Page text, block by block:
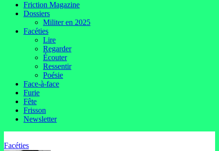
Friction Magazine
Dossiers
Militer en 2025
Facéties
Lire
Regarder
Écouter
Ressentir
Poésie
Face-à-face
Furie
Fête
Frisson
Newsletter
Facéties